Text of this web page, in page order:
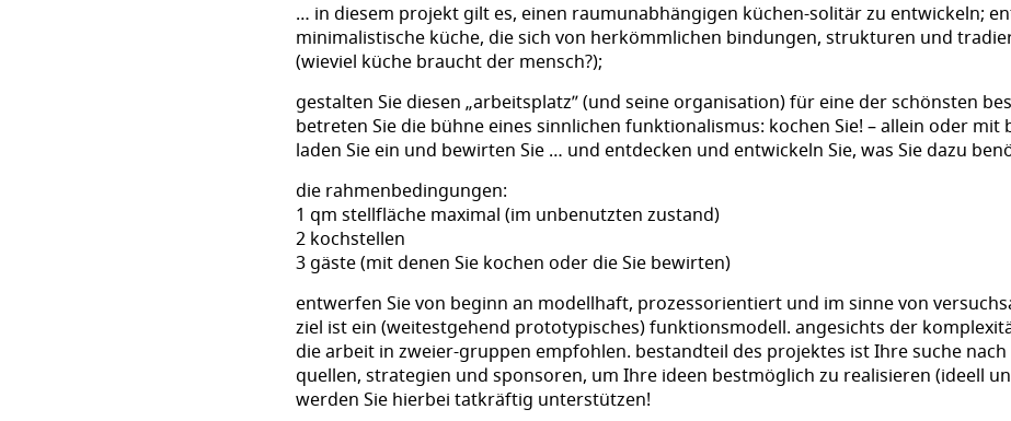
… in diesem projekt gilt es, einen raumunabhängigen küchen-solitär zu entwickeln;
minimalistische küche, die sich von herkömmlichen bindungen, strukturen und
(wieviel küche braucht der mensch?);
gestalten Sie diesen „arbeitsplatz” (und seine organisation) für eine der schönsten
betreten Sie die bühne eines sinnlichen funktionalismus: kochen Sie! – allein oder mit
laden Sie ein und bewirten Sie … und entdecken und entwickeln Sie, was Sie dazu
die rahmenbedingungen:
1 qm stellfläche maximal (im unbenutzten zustand)
2 kochstellen
3 gäste (mit denen Sie kochen oder die Sie bewirten)
entwerfen Sie von beginn an modellhaft, prozessorientiert und im sinne von
ziel ist ein (weitestgehend prototypisches) funktionsmodell. angesichts der
die arbeit in zweier-gruppen empfohlen. bestandteil des projektes ist Ihre suche
quellen, strategien und sponsoren, um Ihre ideen bestmöglich zu realisieren (ideell
werden Sie hierbei tatkräftig unterstützen!